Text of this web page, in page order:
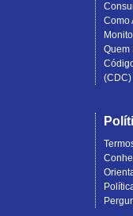
Como
Quem
(CDC)